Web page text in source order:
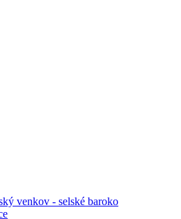
venkov - selské baroko